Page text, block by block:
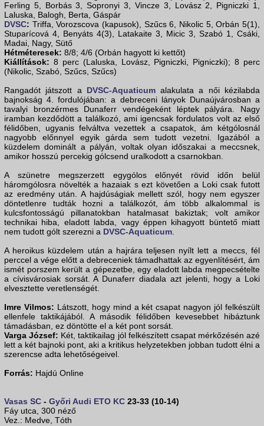
Ferling 5, Borbás 3, Sopronyi 3, Vincze 3, Lovász 2, Pigniczki 1,
Laluska, Balogh, Berta, Gáspár
DVSC: Triffa, Vorozscova (kapusok), Szűcs 6, Nikolic 5, Orbán 5(1),
Stuparícová 4, Benyáts 4(3), Latakaite 3, Micic 3, Szabó 1, Csáki,
Madai, Nagy, Sütő
Hétméteresek: 8/8; 4/6 (Orbán hagyott ki kettőt)
Kiállítások: 8 perc (Laluska, Lovász, Pigniczki, Pigniczki); 8 perc
(Nikolic, Szabó, Szűcs, Szűcs)
Rangadót játszott a DVSC-Aquaticumalakulata a női kézilabda
bajnokság 4. fordulójában: a debreceni lányok Dunaújvárosban a
tavalyi bronzérmes Dunaferr vendégeként léptek pályára. Nagy
iramban kezdődött a találkozó, ami igencsak fordulatos volt az első
félidőben, ugyanis felváltva vezettek a csapatok, ám kétgólosnál
nagyobb előnnyel egyik gárda sem tudott vezetni. Igazából a
küzdelem dominált a pályán, voltak olyan időszakai a meccsnek,
amikor hosszú percekig gólcsend uralkodott a csarnokban.
A szünetre megszerzett egygólos előnyét rövid időn belül
háromgólosra növelték a hazaiak s ezt követően a Loki csak futott
az eredmény után. A hajdúságiak mellett szól, hogy nem egyszer
döntetlenre tudták hozni a találkozót, ám több alkalommal is
kulcsfontosságú pillanatokban hatalmasat bakiztak; volt amikor
technikai hiba, eladott labda, vagy éppen kihagyott büntető miatt
nem tudott gólt szerezni a DVSC-Aquaticum
A heroikus küzdelem után a hajrára teljesen nyílt lett a meccs, fél
perccel a vége előtt a debreceniek támadhattak az egyenlítésért, ám
ismét porszem került a gépezetbe, egy eladott labda megpecsételte
a cívisvárosiak sorsát. A Dunaferr diadala azt jelenti, hogy a Loki
elvesztette veretlenségét.
Imre Vilmos: Látszott, hogy mind a két csapat nagyon jól felkészült
ellenfele taktikájából. A második félidőben kevesebbet hibáztunk
támadásban, ez döntötte el a két pont sorsát.
Varga József: Két, taktikailag jól felkészített csapat mérkőzésén azé
lett a két bajnoki pont, aki a kritikus helyzetekben jobban tudott élni a
szerencse adta lehetőségeivel.
Forrás: Hajdú Online
Vasas SC - Győri Audi ETO KC 23-33 (10-14)
Fáy utca, 300 néző
Vez.: Medve, Tóth